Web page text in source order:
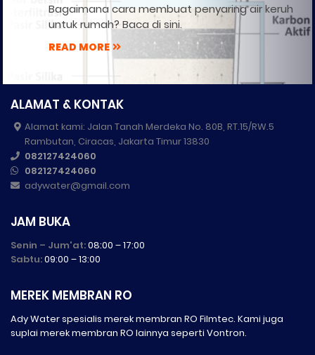
Bagaimana cara membuat penyaring air keruh
untuk rumah? Baca di sini.
READ MORE
ALAMAT & KONTAK
Alamat kami: Jalan Tanah Merdeka No. 80B, RT.15/RW.5
Rambutan, Ciracas, Jakarta Timur 13830
082127424060
082127424060
adywater@gmail.com
JAM BUKA
Senin – Jum'at:08:00 – 17:00
Sabtu:09:00 – 13:00
MEREK MEMBRAN RO
Ady Water spesialis merek membran RO Filmtec. Kami juga
suplai merek membran RO lainnya seperti Vontron.